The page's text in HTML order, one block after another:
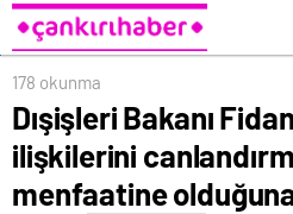
menfaatine olduğuna
178 okunma
Dışişleri Bakanı
ilişkilerini
menfaatine